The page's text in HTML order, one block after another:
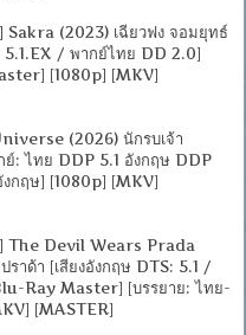
Sakra (2023) เฉียวฟง จอมยุทธ์
5.1.EX / พากย์ไทย DD 2.0]
[1080p] [MKV]
(2026) นักรบเจ้า
ย์: ไทย DDP 5.1 อังกฤษ DDP
งกฤษ] [1080p] [MKV]
The Devil Wears Prada
ราด้า [เสียงอังกฤษ DTS: 5.1 /
Ray Master] [บรรยาย: ไทย-
[MASTER]